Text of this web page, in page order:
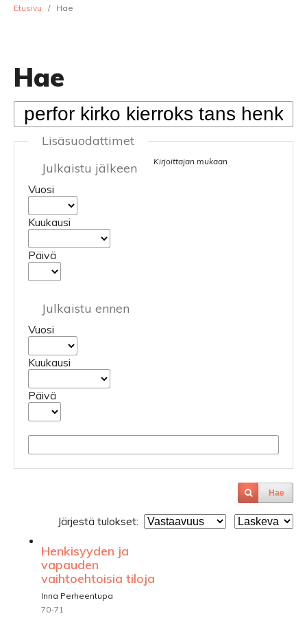
Etusivu / Hae
Hae
Lisäsuodattimet
Julkaistu jälkeen
Vuosi
Kuukausi
Päivä
Julkaistu ennen
Vuosi
Kuukausi
Päivä
Kirjoittajan mukaan
Hae
Järjestä tulokset:
Henkisyyden ja
vapauden
vaihtoehtoisia tiloja
Inna Perheentupa
70-71